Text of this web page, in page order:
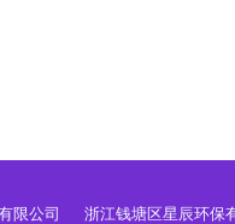
限公司 浙江钱塘区星辰环保